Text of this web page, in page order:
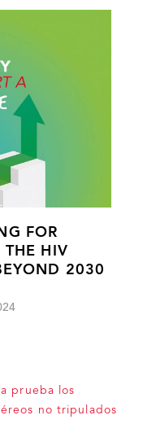
FOR
THE HIV
2030
prueba los
no tripulados